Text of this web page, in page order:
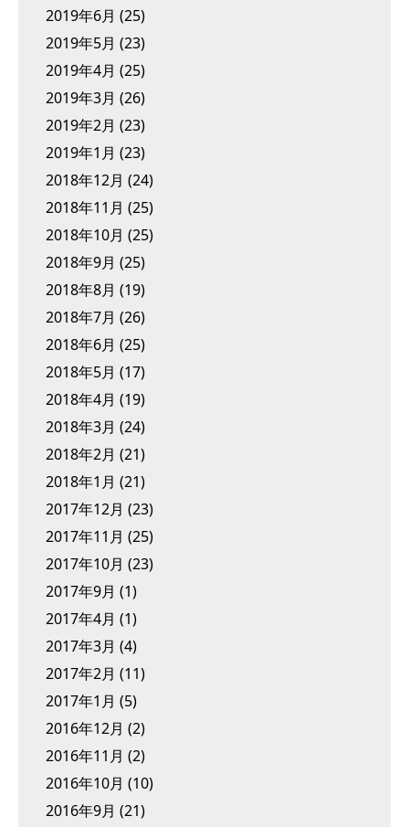
2019年6月 (25)
2019年5月 (23)
2019年4月 (25)
2019年3月 (26)
2019年2月 (23)
2019年1月 (23)
2018年12月 (24)
2018年11月 (25)
2018年10月 (25)
2018年9月 (25)
2018年8月 (19)
2018年7月 (26)
2018年6月 (25)
2018年5月 (17)
2018年4月 (19)
2018年3月 (24)
2018年2月 (21)
2018年1月 (21)
2017年12月 (23)
2017年11月 (25)
2017年10月 (23)
2017年9月 (1)
2017年4月 (1)
2017年3月 (4)
2017年2月 (11)
2017年1月 (5)
2016年12月 (2)
2016年11月 (2)
2016年10月 (10)
2016年9月 (21)